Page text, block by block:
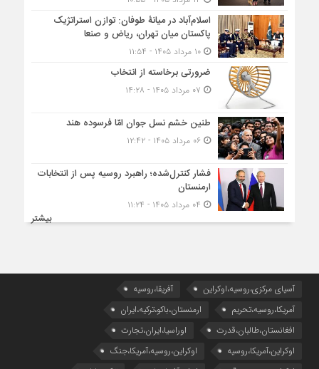
اسلام‌آباد در میانۀ طوفان: توازن استراتژیک
پاکستان میان تهران، ریاض و صنعا
۱۰ مرداد ۱۴۰۵ - ۱۱:۵۴
ضرورتی برخاسته از انتخاب
طنین خشم نسل جوان امّا فرسوده هند
۰۶ مرداد ۱۴۰۵ - ۱۲:۴۲
فشار کنترل‌شده؛ راهبرد روسیه پس از انتخابات
ارمنستان
بیشتر
آسیای مرکزی،روسیه،اوکراین
آفریقا،روسیه
آمریکا،روسیه،تحریم
ارمنستان،باکو،ترکیه،ایران
افغانستان،طالبان،قدرت
اوراسیا،ایران،تجارت
اوکراین،آمریکا،روسیه
اوکراین،روسیه،آمریکا،جنگ